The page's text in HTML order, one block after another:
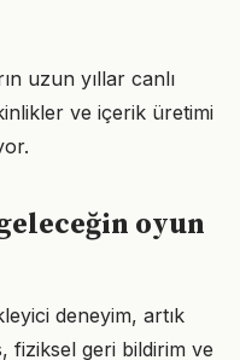
uzun yıllar canlı
ve içerik üretimi
oyun
deneyim, artık
fiziksel geri bildirim ve